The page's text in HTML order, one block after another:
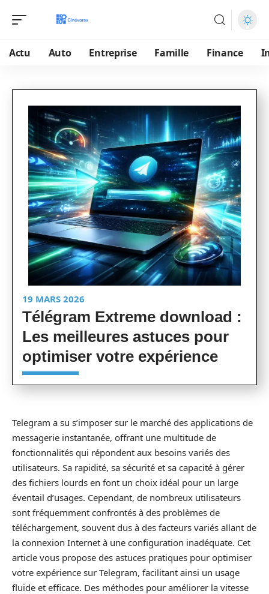
Actu Auto Entreprise Famille Finance
19 MARS 2026
Télégram Extreme download :
Les meilleures astuces pour
optimiser votre expérience
Telegram a su s’imposer sur le marché des applications de
messagerie instantanée, offrant une multitude de
fonctionnalités qui répondent aux besoins variés des
utilisateurs. Sa rapidité, sa sécurité et sa capacité à gérer
des fichiers lourds en font un choix idéal pour un large
éventail d’usages. Cependant, de nombreux utilisateurs
sont fréquemment confrontés à des problèmes de
téléchargement, souvent dus à des facteurs variés allant de
la connexion Internet à une configuration inadéquate. Cet
article vous propose des astuces pratiques pour optimiser
votre expérience sur Telegram, facilitant ainsi un usage
fluide et efficace. Des méthodes pour améliorer la vitesse